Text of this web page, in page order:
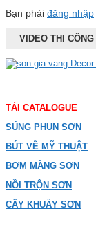
Bạn phải đăng nhập
VIDEO THI CÔNG
TẢI CATALOGUE
SÚNG PHUN SƠN
BÚT VẼ MỸ THUẬT
BƠM MÀNG SƠN
NỒI TRỘN SƠN
CÂY KHUẤY SƠN